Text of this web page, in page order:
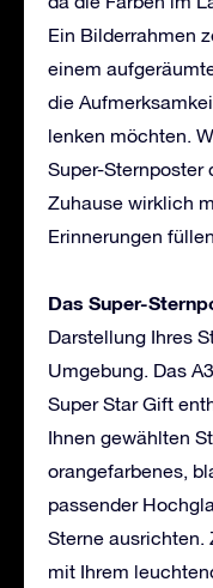
Ein Bilderrahmen
einem
die
lenken möchten.
Super-Sternposter
Zuhause wirklich
Erinnerungen
Das Super-
Darstellung Ihres
Umgebung. Das
Super Star Gift
Ihnen gewählten
orangefarbenes,
passender
Sterne ausrichten.
mit Ihrem